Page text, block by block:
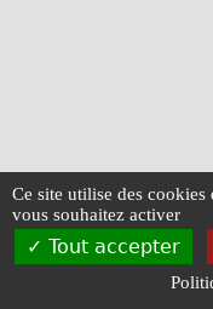
Ce site utilise des
vous souhaitez activer
Tout accepter